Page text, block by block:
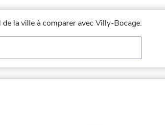
la ville à comparer avec Villy-Bocage: